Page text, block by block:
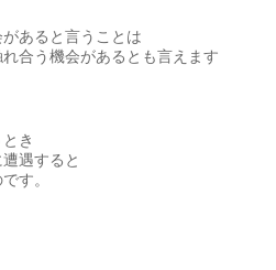
あると言うことは
合う機会があるとも言えます
き
遇すると
す。